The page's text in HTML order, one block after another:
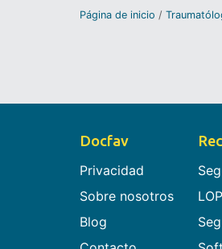
Página de inicio
Docfav
Privacidad
Sobre nosotros
Blog